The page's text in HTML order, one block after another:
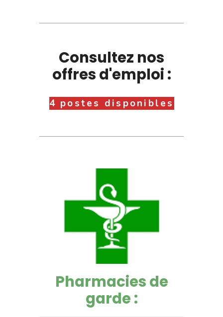
Consultez nos
offres d'emploi :
4 postes disponibles
Pharmacies de
garde :